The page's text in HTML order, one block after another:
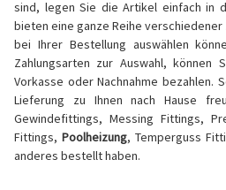
sind, legen Sie die Artikel einfach in
bieten eine ganze Reihe verschiedener
bei Ihrer Bestellung auswählen
Zahlungsarten zur Auswahl, können
Vorkasse oder Nachnahme bezahlen.
Lieferung zu Ihnen nach Hause
Gewindefittings, Messing Fittings,
Fittings, Poolheizung, Temperguss
anderes bestellt haben.